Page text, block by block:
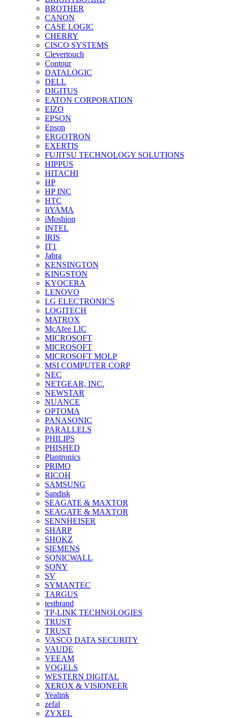
BROTHER
CANON
CASE LOGIC
CHERRY
CISCO SYSTEMS
Clevertouch
Contour
DATALOGIC
DELL
DIGITUS
EATON CORPORATION
EIZO
EPSON
Epson
ERGOTRON
EXERTIS
FUJITSU TECHNOLOGY SOLUTIONS
HIPPUS
HITACHI
HP
HP INC
HTC
IiYAMA
iMoshion
INTEL
IRIS
IT1
Jabra
KENSINGTON
KINGSTON
KYOCERA
LENOVO
LG ELECTRONICS
LOGITECH
MATROX
McAfee LIC
MICROSOFT
MICROSOFT
MICROSOFT MOLP
MSI COMPUTER CORP
NEC
NETGEAR, INC.
NEWSTAR
NUANCE
OPTOMA
PANASONIC
PARALLELS
PHILIPS
PHISHED
Plantronics
PRIMO
RICOH
SAMSUNG
Sandisk
SEAGATE & MAXTOR
SEAGATE & MAXTOR
SENNHEISER
SHARP
SHOKZ
SIEMENS
SONICWALL
SONY
SV
SYMANTEC
TARGUS
testbrand
TP-LINK TECHNOLOGIES
TRUST
TRUST
VASCO DATA SECURITY
VAUDE
VEEAM
VOGELS
WESTERN DIGITAL
XEROX & VISIONEER
Yealink
zefal
ZYXEL